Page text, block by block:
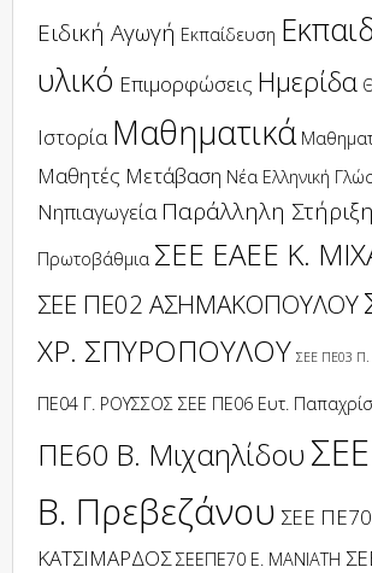
Ειδική Αγωγή Εκπαίδευση
υλικό Επιμορφώσεις Ημερίδα
Ιστορία Μαθηματικά
Μαθητές Μετάβαση Νέα Ελληνική
Νηπιαγωγεία Παράλληλη Στήριξη
Πρωτοβάθμια ΣΕΕ ΕΑΕΕ Κ.
ΣΕΕ ΠΕ02 ΑΣΗΜΑΚΟΠΟΥΛΟΥ
ΧΡ. ΣΠΥΡΟΠΟΥΛΟΥ ΣΕΕ ΠΕ03 Π.
ΠΕ04 Γ. ΡΟΥΣΣΟΣ ΣΕΕ ΠΕ06 Ευτ.
ΠΕ60 Β. Μιχαηλίδου
Β. Πρεβεζάνου ΣΕΕ
ΚΑΤΣΙΜΑΡΔΟΣ ΣΕΕΠΕ70 Ε. ΜΑΝΙΑΤΗ